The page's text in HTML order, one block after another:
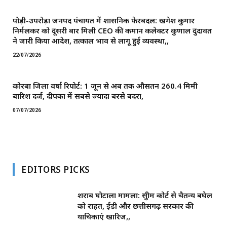
पोड़ी-उपरोड़ा जनपद पंचायत में प्रशासनिक फेरबदल: खगेश कुमार
निर्मलकर को दूसरी बार मिली CEO की कमान ​कलेक्टर कुणाल दुदावत
ने जारी किया आदेश, तत्काल प्रभाव से लागू हुई व्यवस्था,,
22/07/2026
कोरबा जिला वर्षा रिपोर्ट: 1 जून से अब तक औसतन 260.4 मिमी
बारिश दर्ज, दीपका में सबसे ज्यादा बरसे बदरा,
07/07/2026
EDITORS PICKS
शराब घोटाला मामला: सुप्रीम कोर्ट से चैतन्य बघेल
को राहत, ईडी और छत्तीसगढ़ सरकार की
याचिकाएं खारिज,,